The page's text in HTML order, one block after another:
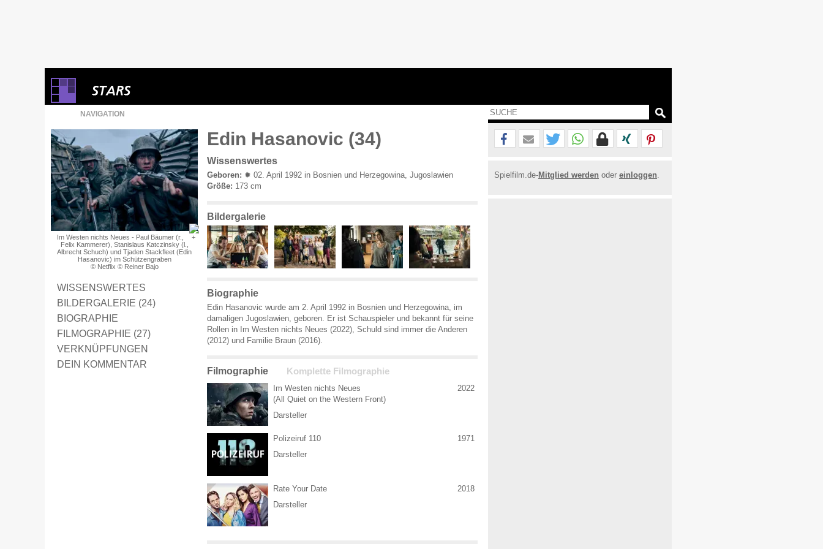
NAVIGATION
Im Westen nichts Neues - Paul Bäumer (r.,
Felix Kammerer), Stanislaus Katczinsky (l.,
Albrecht Schuch) und Tjaden Stackfleet (Edin
Hasanovic) im Schützengraben
© Netflix © Reiner Bajo
WISSENSWERTES
BILDERGALERIE (24)
BIOGRAPHIE
FILMOGRAPHIE (27)
VERKNÜPFUNGEN
DEIN KOMMENTAR
Edin Hasanovic (34)
Wissenswertes
Geboren: ✹ 02. April 1992 in Bosnien und Herzegowina, Jugoslawien
Größe: 173 cm
Bildergalerie
Biographie
Edin Hasanovic wurde am 2. April 1992 in Bosnien und Herzegowina, im
damaligen Jugoslawien, geboren. Er ist Schauspieler und bekannt für seine
Rollen in Im Westen nichts Neues (2022), Schuld sind immer die Anderen
(2012) und Familie Braun (2016).
Filmographie Komplette Filmographie
Im Westen nichts Neues
(All Quiet on the Western Front)
Darsteller
2022
Polizeiruf 110
Darsteller
1971
Rate Your Date
Darsteller
2018
Spielfilm.de-Mitglied werden oder einloggen.